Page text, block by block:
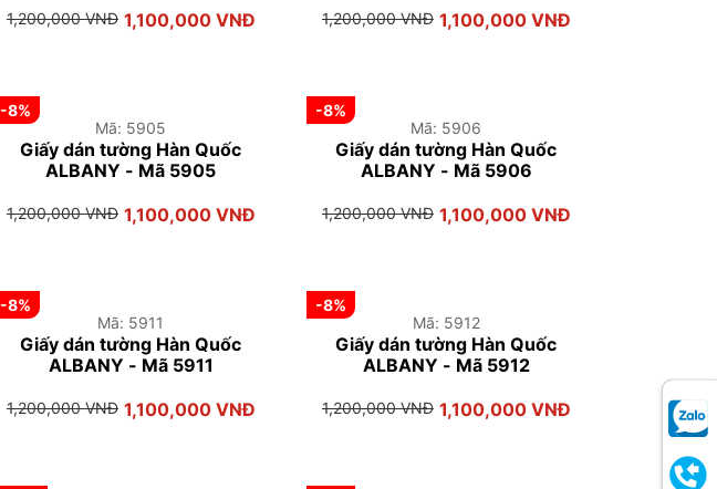
1,200,000 VNĐ 1,100,000 VNĐ 1,200,000 VNĐ 1,100,000 VNĐ
-8%
Mã: 5905
Giấy dán tường Hàn Quốc
ALBANY - Mã 5905
1,200,000 VNĐ 1,100,000 VNĐ
-8%
Mã: 5906
Giấy dán tường Hàn Quốc
ALBANY - Mã 5906
1,200,000 VNĐ 1,100,000 VNĐ
-8%
Mã: 5911
Giấy dán tường Hàn Quốc
ALBANY - Mã 5911
1,200,000 VNĐ 1,100,000 VNĐ
-8%
Mã: 5912
Giấy dán tường Hàn Quốc
ALBANY - Mã 5912
1,200,000 VNĐ 1,100,000 VNĐ